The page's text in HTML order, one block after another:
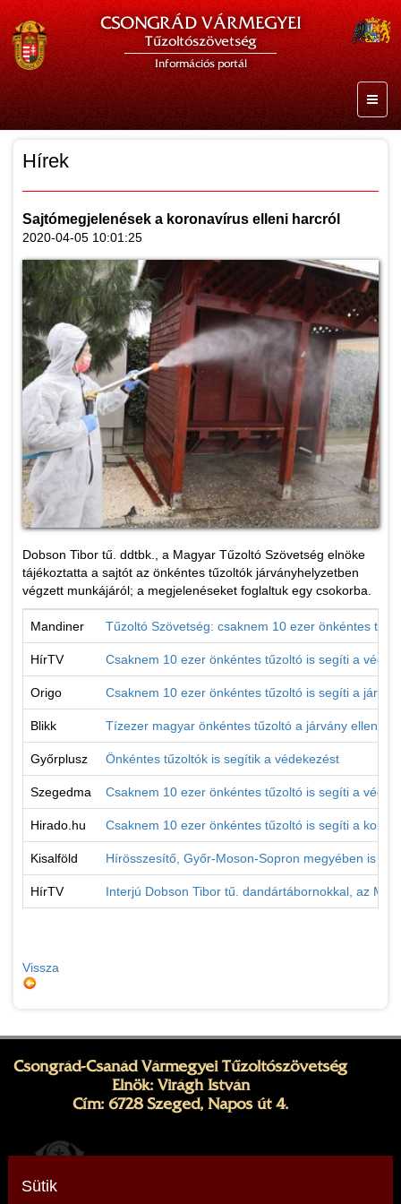
CSONGRÁD VÁRMEGYEI
Tűzoltószövetség
Információs portál
Hírek
Sajtómegjelenések a koronavírus elleni harcról
2020-04-05 10:01:25
Dobson Tibor tű. ddtbk., a Magyar Tűzoltó Szövetség elnöke
tájékoztatta a sajtót az önkéntes tűzoltók járványhelyzetben
végzett munkájáról; a megjelenéseket foglaltuk egy csokorba.
Mandiner Tűzoltó Szövetség: csaknem 10 ezer önkéntes
HírTV Csaknem 10 ezer önkéntes tűzoltó is segíti a
Origo Csaknem 10 ezer önkéntes tűzoltó is segíti a
Blikk Tízezer magyar önkéntes tűzoltó a járvány elleni
Győrplusz Önkéntes tűzoltók is segítik a védekezést
Szegedma Csaknem 10 ezer önkéntes tűzoltó is segíti a
Hirado.hu Csaknem 10 ezer önkéntes tűzoltó is segíti a
Kisalföld Hírösszesítő, Győr-Moson-Sopron megyében is
HírTV Interjú Dobson Tibor tű. dandártábornokkal, az
Vissza
Csongrád-Csanád Vármegyei Tűzoltószövetség
Elnök: Virágh István
Cím: 6728 Szeged, Napos út 4.
Sütik